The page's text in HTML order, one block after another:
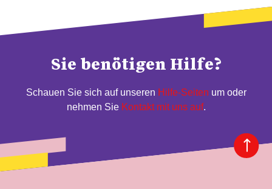
Sie benötigen Hilfe?
Schauen Sie sich auf unseren Hilfe-Seiten um oder
nehmen Sie Kontakt mit uns auf.